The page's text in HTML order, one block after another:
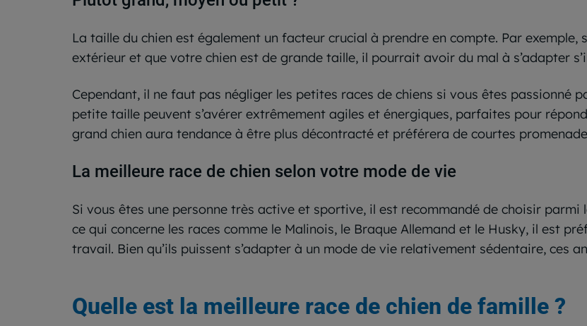
La taille du chien est également un facteur crucial à prendre en compte. Par
extérieur et que votre chien est de grande taille, il pourrait avoir du mal à s’adapter
Cependant, il ne faut pas négliger les petites races de chiens si vous êtes passionné
petite taille peuvent s’avérer extrêmement agiles et énergiques, parfaites pour
grand chien aura tendance à être plus décontracté et préférera de courtes
La meilleure race de chien selon votre mode de vie
Si vous êtes une personne très active et sportive, il est recommandé de choisir parmi
ce qui concerne les races comme le Malinois, le Braque Allemand et le Husky, il est
travail. Bien qu’ils puissent s’adapter à un mode de vie relativement sédentaire, ces
Quelle est la meilleure race de chien de famille ?